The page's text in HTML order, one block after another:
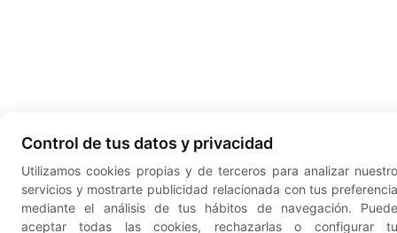
Control de tus datos y privacidad
Utilizamos cookies propias y de terceros para analizar
servicios y mostrarte publicidad relacionada con tus
mediante el análisis de tus hábitos de navegación.
aceptar todas las cookies, rechazarlas o configurar